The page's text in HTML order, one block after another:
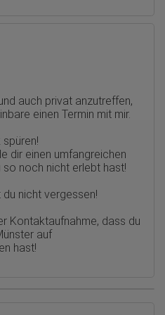
Nutzungsprofile der Nutzer
wird Google gegebenenfalls
dies gesetzlich
Dritte diese Daten im Auftrag
der Europäischen Union
des Abkommens über den
Nur in Ausnahmefällen wird die
von Google in den USA
von dem Browser des Nutzers
mit anderen Daten von Google
sind folgende:
auch privat anzutreffen,
einen Termin mit mir.
dir einen umfangreichen
noch nicht erlebt hast!
du nicht vergessen!
Kontaktaufnahme, dass du
auf
hast!